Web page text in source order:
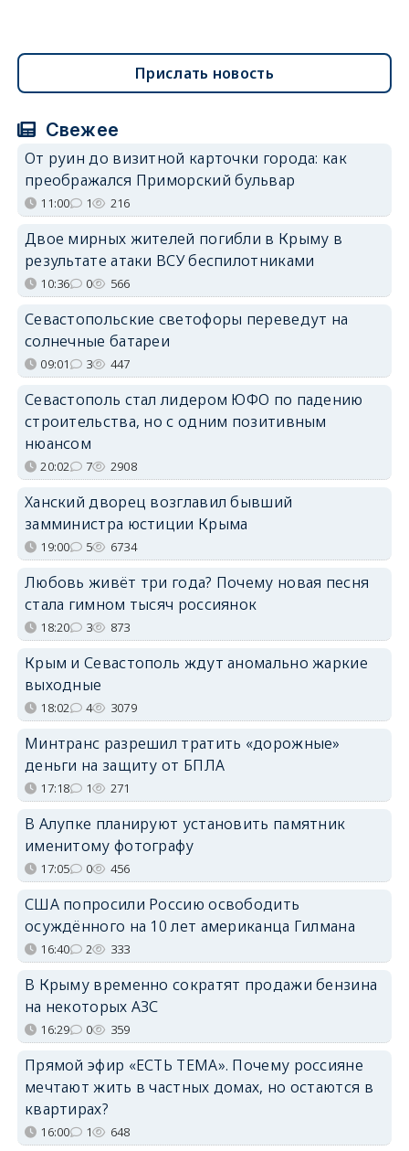
Прислать новость
Свежее
От руин до визитной карточки города: как
преображался Приморский бульвар
11:00 1 216
Двое мирных жителей погибли в Крыму в
результате атаки ВСУ беспилотниками
10:36 0 566
Севастопольские светофоры переведут на
солнечные батареи
09:01 3 447
Севастополь стал лидером ЮФО по падению
строительства, но с одним позитивным
нюансом
20:02 7 2908
Ханский дворец возглавил бывший
замминистра юстиции Крыма
19:00 5 6734
Любовь живёт три года? Почему новая песня
стала гимном тысяч россиянок
18:20 3 873
Крым и Севастополь ждут аномально жаркие
выходные
18:02 4 3079
Минтранс разрешил тратить «дорожные»
деньги на защиту от БПЛА
17:18 1 271
В Алупке планируют установить памятник
именитому фотографу
17:05 0 456
США попросили Россию освободить
осуждённого на 10 лет американца Гилмана
16:40 2 333
В Крыму временно сократят продажи бензина
на некоторых АЗС
16:29 0 359
Прямой эфир «ЕСТЬ ТЕМА». Почему россияне
мечтают жить в частных домах, но остаются в
квартирах?
16:00 1 648